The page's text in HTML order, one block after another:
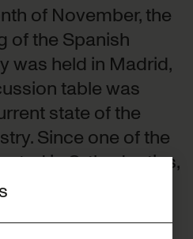
of November, the
of the Spanish
was held in Madrid,
table was
state of the
Since one of the
is Orthodontics,
that this arouses
we wanted to bring